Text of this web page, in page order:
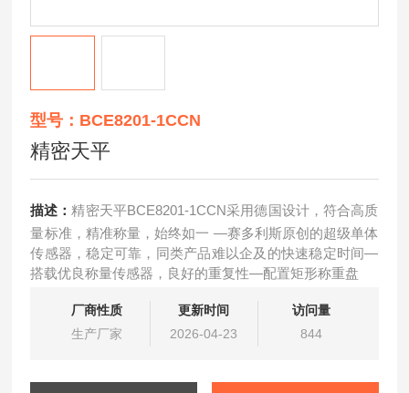
型号：BCE8201-1CCN
精密天平
描述： 精密天平BCE8201-1CCN采用德国设计，符合高质
量标准，精准称量，始终如一 —赛多利斯原创的超级单体
传感器，稳定可靠，同类产品难以企及的快速稳定时间—
搭载优良称量传感器，良好的重复性—配置矩形称重盘
厂商性质
生产厂家
更新时间
2026-04-23
访问量
844